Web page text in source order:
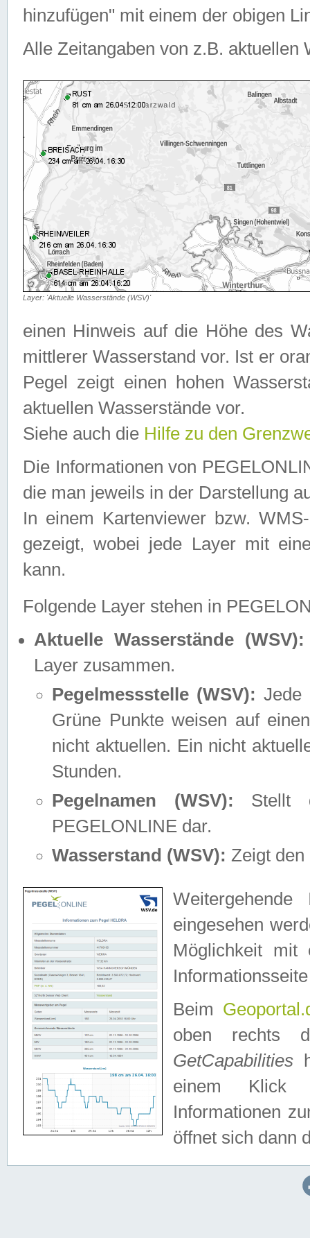
hinzufügen" mit einem der obigen
Alle Zeitangaben von z.B. aktuellen
Layer: 'Aktuelle Wasserstände (WSV)'
einen Hinweis auf die Höhe des
mittlerer Wasserstand vor. Ist er
Pegel zeigt einen hohen
aktuellen Wasserstände vor.
Siehe auch die Hilfe zu den
Die Informationen von
die man jeweils in der Darstellung
In einem Kartenviewer bzw.
gezeigt, wobei jede Layer mit
kann.
Folgende Layer stehen in
Aktuelle Wasserstände (WSV):
Layer zusammen.
Pegelmessstelle (WSV): Jede
Grüne Punkte weisen auf
nicht aktuellen. Ein nicht
Stunden.
Pegelnamen (WSV): Stellt
PEGELONLINE dar.
Wasserstand (WSV): Zeigt den
eingesehen
Möglichkeit mit
Beim
oben rechts
GetCapabilities
einem Klick
Informationen
öffnet sich dann